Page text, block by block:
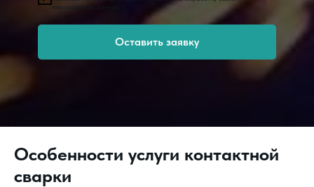
персональных данных
Оставить заявку
Особенности услуги контактной
сварки